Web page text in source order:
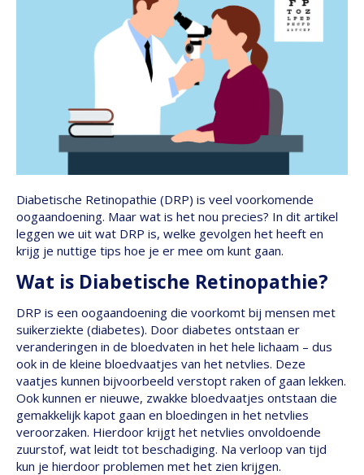
Diabetische Retinopathie (DRP) is veel voorkomende
oogaandoening. Maar wat is het nou precies? In dit artikel
leggen we uit wat DRP is, welke gevolgen het heeft en
krijg je nuttige tips hoe je er mee om kunt gaan.
Wat is Diabetische Retinopathie?
DRP is een oogaandoening die voorkomt bij mensen met
suikerziekte (diabetes). Door diabetes ontstaan er
veranderingen in de bloedvaten in het hele lichaam – dus
ook in de kleine bloedvaatjes van het netvlies. Deze
vaatjes kunnen bijvoorbeeld verstopt raken of gaan lekken.
Ook kunnen er nieuwe, zwakke bloedvaatjes ontstaan die
gemakkelijk kapot gaan en bloedingen in het netvlies
veroorzaken. Hierdoor krijgt het netvlies onvoldoende
zuurstof, wat leidt tot beschadiging. Na verloop van tijd
kun je hierdoor problemen met het zien krijgen.